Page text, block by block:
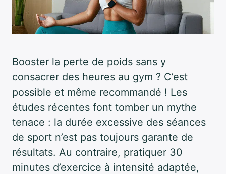
Booster la perte de poids sans y
consacrer des heures au gym ? C’est
possible et même recommandé ! Les
études récentes font tomber un mythe
tenace : la durée excessive des séances
de sport n’est pas toujours garante de
résultats. Au contraire, pratiquer 30
minutes d’exercice à intensité adaptée,